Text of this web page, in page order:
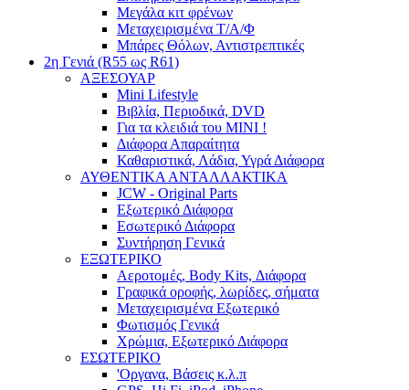
Μεγάλα κιτ φρένων
Μεταχειρισμένα Τ/Α/Φ
Μπάρες Θόλων, Αντιστρεπτικές
2η Γενιά (R55 ως R61)
ΑΞΕΣΟΥΑΡ
Mini Lifestyle
Βιβλία, Περιοδικά, DVD
Για τα κλειδιά του MINI !
Διάφορα Απαραίτητα
Καθαριστικά, Λάδια, Υγρά Διάφορα
ΑΥΘΕΝΤΙΚΑ ΑΝΤΑΛΛΑΚΤΙΚΑ
JCW - Original Parts
Εξωτερικό Διάφορα
Εσωτερικό Διάφορα
Συντήρηση Γενικά
ΕΞΩΤΕΡΙΚΟ
Αεροτομές, Body Kits, Διάφορα
Γραφικά οροφής, λωρίδες, σήματα
Μεταχειρισμένα Εξωτερικό
Φωτισμός Γενικά
Χρώμια, Εξωτερικό Διάφορα
ΕΣΩΤΕΡΙΚΟ
'Οργανα, Βάσεις κ.λ.π